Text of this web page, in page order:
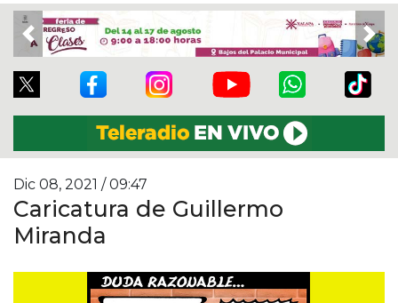
Previous
Dic 08, 2021 / 09:47
Caricatura de Guillermo
Miranda